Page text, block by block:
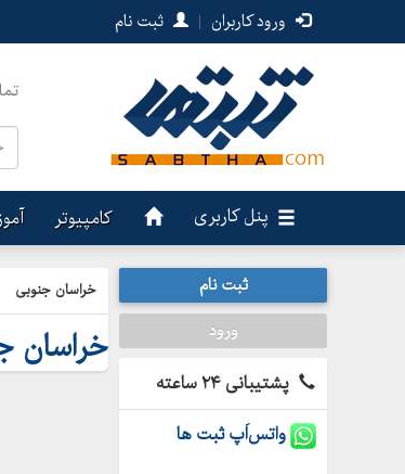
ورود کاربران | ثبت نام
پنل کاربری کامپیوتر
خراسان جنوبی
خراسان
ثبت نام
ورود
پشتیبانی ۲۴ ساعته
واتس‌اَپ ثبت ها